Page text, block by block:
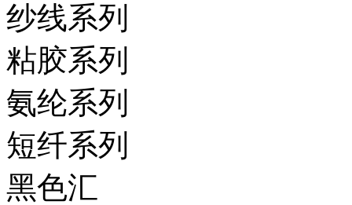
纱线系列
粘胶系列
氨纶系列
短纤系列
黑色汇